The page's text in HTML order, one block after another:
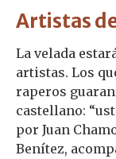
Artistas
La velada
artistas. Los
raperos
castellano:
por Juan
Benítez,